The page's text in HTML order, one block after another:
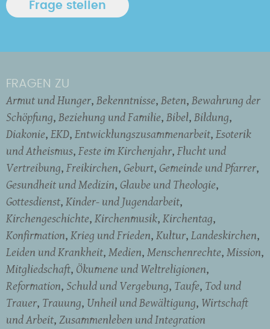
FRAGEN ZU
Armut und Hunger Bekenntnisse Beten Bewahrung der
Schöpfung Beziehung und Familie Bibel Bildung
Diakonie EKD Entwicklungszusammenarbeit Esoterik
und Atheismus Feste im Kirchenjahr Flucht und
Vertreibung Freikirchen Geburt Gemeinde und Pfarrer
Gesundheit und Medizin Glaube und Theologie
Gottesdienst Kinder- und Jugendarbeit
Kirchengeschichte Kirchenmusik Kirchentag
Konfirmation Krieg und Frieden Kultur Landeskirchen
Leiden und Krankheit Medien Menschenrechte Mission
Mitgliedschaft Ökumene und Weltreligionen
Reformation Schuld und Vergebung Taufe Tod und
Trauer Trauung Unheil und Bewältigung Wirtschaft
und Arbeit Zusammenleben und Integration